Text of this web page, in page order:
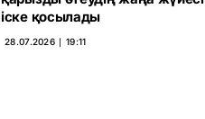
іске қосылады
28.07.2026 ∣ 19:11